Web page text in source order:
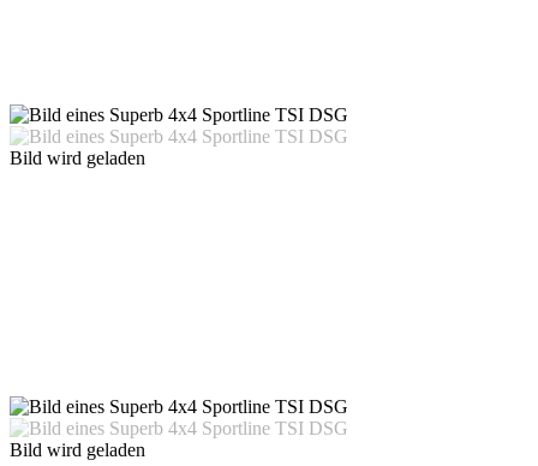
Bild wird geladen
Bild wird geladen